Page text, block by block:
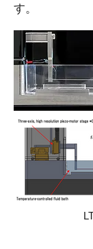
す。